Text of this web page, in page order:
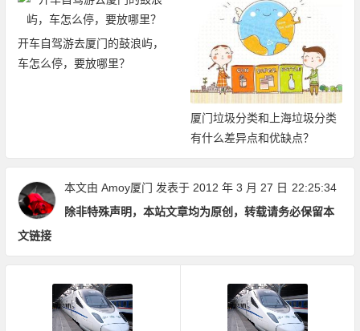
开车自驾游去厦门的鼓浪屿，
车怎么停，要放哪里？
厦门垃圾分类和上海垃圾分类
有什么差异点和优缺点？
本文由 Amoy厦门 发表于 2012 年 3 月 27 日 22:25:34
除非特殊声明，本站文章均为原创，转载请务必保留本
文链接